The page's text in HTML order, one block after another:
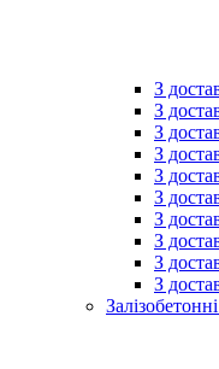
З
З
З
З
З
З
З
З
З
З